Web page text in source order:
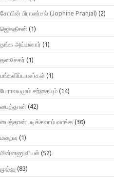
சோபின் பிராண்சல் (Jophine Pranjal) (2)
ஜெகதீசன் (1)
தங்க அய்யனார் (1)
தனசேகர் (1)
பங்களிப்பாளர்கள் (1)
பேராலயமும் சந்தையும் (14)
பைத்தான் (42)
பைத்தான் படிக்கலாம் வாங்க (30)
மறைவு (1)
மின்னணுவியல் (52)
முத்து (83)